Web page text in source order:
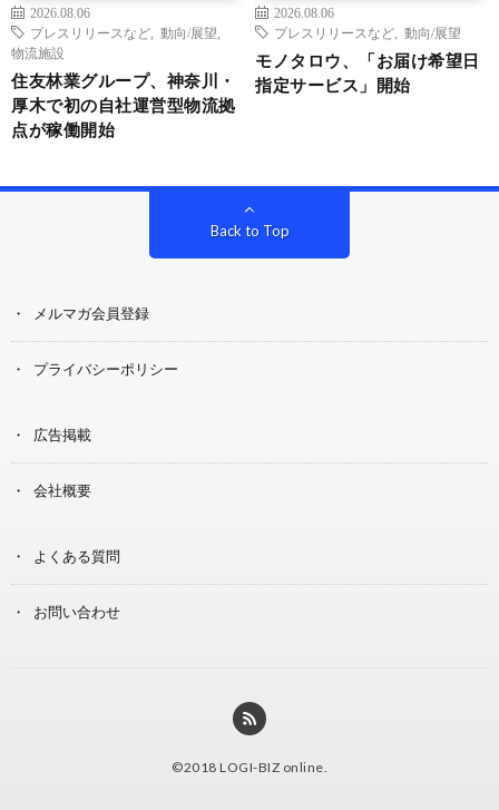
2026.08.06
プレスリリースなど
動向/展望
物流施設
住友林業グループ、神奈川・
厚木で初の自社運営型物流拠
点が稼働開始
2026.08.06
プレスリリースなど
動向/展望
モノタロウ、「お届け希望日
指定サービス」開始
Back to Top
メルマガ会員登録
プライバシーポリシー
広告掲載
会社概要
よくある質問
お問い合わせ
©2018 LOGI-BIZ online